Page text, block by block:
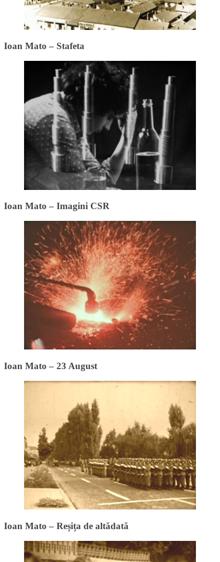
Ioan Mato – Stafeta
Ioan Mato – Imagini CSR
Ioan Mato – 23 August
Ioan Mato – Reșița de altădată